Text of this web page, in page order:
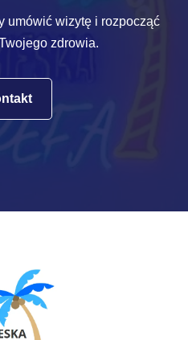
umówić wizytę i rozpocząć
zdrowia.